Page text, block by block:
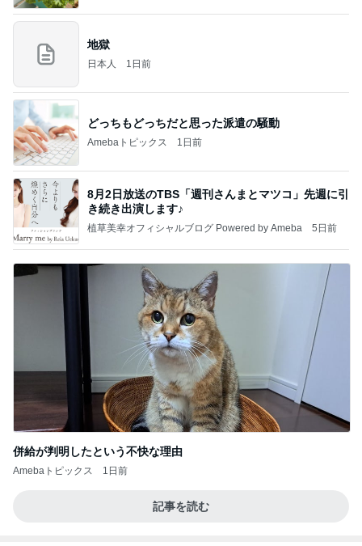
地獄
日本人 1日前
どっちもどっちだと思った派遣の騒動
Amebaトピックス 1日前
8月2日放送のTBS「週刊さんまとマツコ」先週に引
き続き出演します♪
植草美幸オフィシャルブログ Powered by Ameba 5日前
併給が判明したという不快な理由
Amebaトピックス 1日前
記事を読む